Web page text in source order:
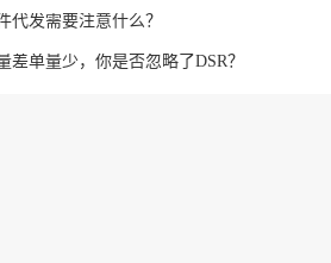
代发需要注意什么？
差单量少，你是否忽略了DSR？